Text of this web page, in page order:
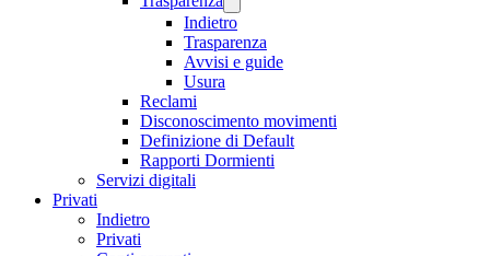
Indietro
Trasparenza
Avvisi e guide
Usura
Reclami
Disconoscimento movimenti
Definizione di Default
Rapporti Dormienti
Servizi digitali
Privati
Indietro
Privati